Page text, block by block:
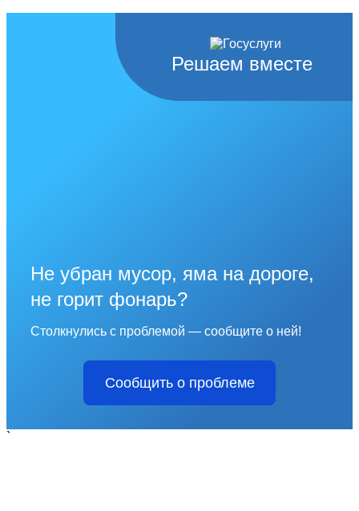
Решаем вместе
Не убран мусор, яма на дороге,
не горит фонарь?
Столкнулись с проблемой — сообщите о ней!
Сообщить о проблеме
`